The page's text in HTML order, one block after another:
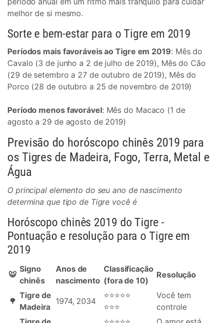
melhor de si mesmo.
Sorte e bem-estar para o Tigre em 2019
Períodos mais favoráveis ao Tigre em 2019: Mês do
Cavalo (3 de junho a 2 de julho de 2019), Mês do Cão
(29 de setembro a 27 de outubro de 2019), Mês do
Porco (28 de outubro a 25 de novembro de 2019)
Período menos favorável: Mês do Macaco (1 de
agosto a 29 de agosto de 2019)
Previsão do horóscopo chinês 2019 para
os Tigres de Madeira, Fogo, Terra, Metal e
Água
O principal elemento do seu ano de nascimento
determina que tipo de Tigre você é
Horóscopo chinês 2019 do Tigre -
Pontuação e resolução para o Tigre em
2019
🐯
Signo
chinês
Anos de
nascimento
Classificação
(fora de 10)
Resolução
🌳
Tigre de
Madeira
1974, 2034
⭐⭐⭐⭐⭐
⭐⭐⭐
Você tem
controle